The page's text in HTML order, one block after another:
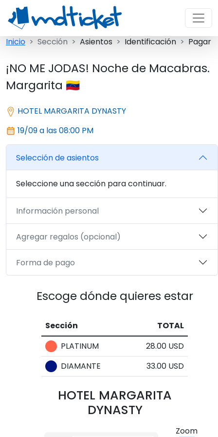
Inicio Sección Asientos Identificación Pagar
¡NO ME JODAS! Noche de Macabras.
Margarita 🇻🇪
HOTEL MARGARITA DYNASTY
19/09 a las 08:00 PM
Selección de asientos
Seleccione una sección para continuar.
Información personal
Agregar regalos (opcional)
Forma de pago
Escoge dónde quieres estar
Sección
TOTAL
PLATINUM
28.00 USD
DIAMANTE
33.00 USD
HOTEL MARGARITA
DYNASTY
Zoom